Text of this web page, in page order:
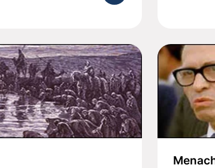
nosso povo jejua e se lamenta pela perda
da falta de amor e união entre nosso
é necessário que nosso povo se una,